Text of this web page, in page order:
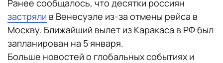
Ранее сообщалось, что десятки россиян
застряли в Венесуэле из-за отмены рейса в
Москву. Ближайший вылет из Каракаса в РФ был
запланирован на 5 января.
Больше новостей о глобальных событиях и